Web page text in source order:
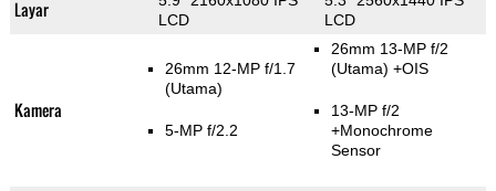
Layar
LCD
LCD
Kamera
26mm 12-MP f/1.7
(Utama)
5-MP f/2.2
26mm 13-MP f/2
(Utama) +OIS
13-MP f/2
+Monochrome
Sensor